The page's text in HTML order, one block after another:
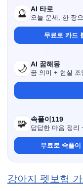
🔮 AI 타로
오늘 운세, 한 장
무료로 카드
🌙 AI 꿈해몽
꿈 의미 + 현실 조
🧩 속풀이119
답답한 마음 정리
무료로 속풀이
강아지 펫보험